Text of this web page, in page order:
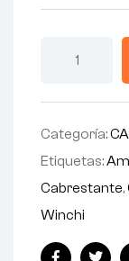
Categoría:
Etiquetas:
Cabrestante,
Winchi